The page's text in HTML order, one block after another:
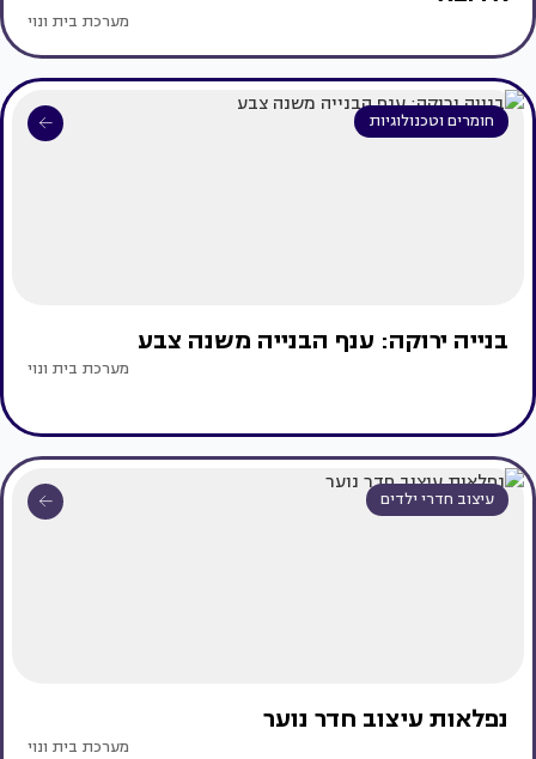
מערכת בית ונוי
חומרים וטכנולוגיות
בנייה ירוקה: ענף הבנייה משנה צבע
מערכת בית ונוי
עיצוב חדרי ילדים
נפלאות עיצוב חדר נוער
מערכת בית ונוי